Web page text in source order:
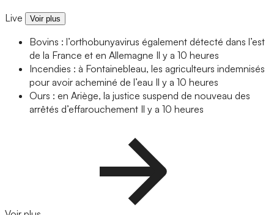
Live Voir plus
Bovins : l’orthobunyavirus également détecté dans l’est
de la France et en Allemagne Il y a 10 heures
Incendies : à Fontainebleau, les agriculteurs indemnisés
pour avoir acheminé de l’eau Il y a 10 heures
Ours : en Ariège, la justice suspend de nouveau des
arrêtés d’effarouchement Il y a 10 heures